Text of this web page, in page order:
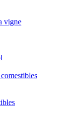
vigne